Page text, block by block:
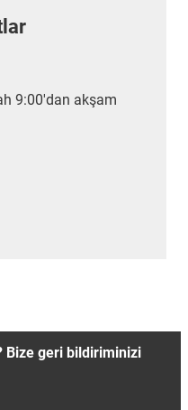
9:00'dan akşam
Bize geri bildiriminizi